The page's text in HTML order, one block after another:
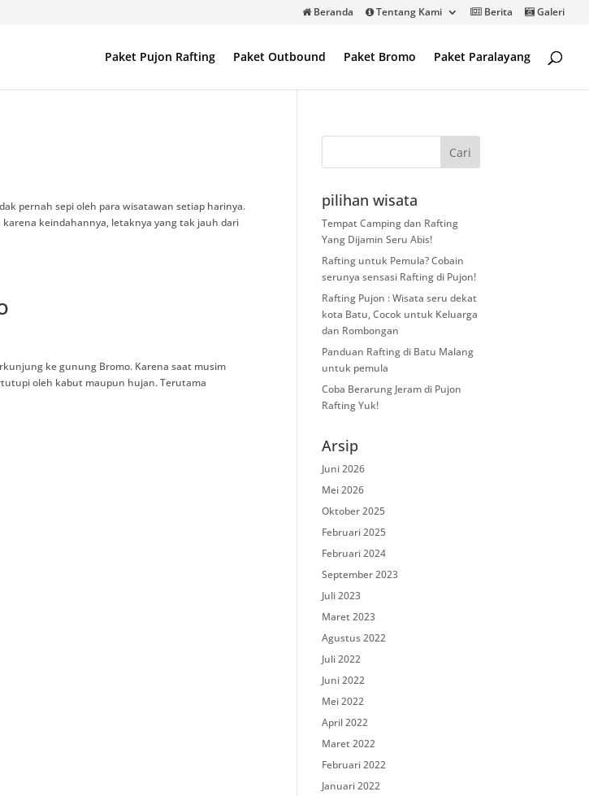
Beranda Tentang Kami Berita Galeri
Paket Pujon Rafting Paket Outbound Paket Bromo Paket Paralayang
pernah sepi oleh para wisatawan setiap harinya.
keindahannya, letaknya yang tak jauh dari
ke gunung Bromo. Karena saat musim
oleh kabut maupun hujan. Terutama
pilihan wisata
Tempat Camping dan Rafting
Yang Dijamin Seru Abis!
Rafting untuk Pemula? Cobain
serunya sensasi Rafting di Pujon!
Rafting Pujon : Wisata seru dekat
kota Batu, Cocok untuk Keluarga
dan Rombongan
Panduan Rafting di Batu Malang
untuk pemula
Coba Berarung Jeram di Pujon
Rafting Yuk!
Arsip
Juni 2026
Mei 2026
Oktober 2025
Februari 2025
Februari 2024
September 2023
Juli 2023
Maret 2023
Agustus 2022
Juli 2022
Juni 2022
Mei 2022
April 2022
Maret 2022
Februari 2022
Januari 2022